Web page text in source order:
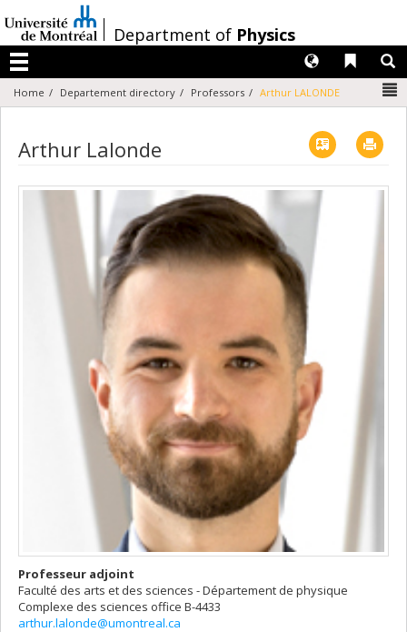
au
contenu
/Department of Physics
Menu
Liens
Langues
Home Departement directory Professors Arthur LALONDE
Arthur Lalonde Vcard
Professeur adjoint
Faculté des arts et des sciences - Département de physique
Complexe des sciences office B-4433
arthur.lalonde@umontreal.ca